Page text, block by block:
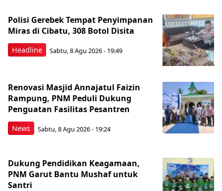
Headline
Polisi Gerebek Tempat Penyimpanan
Miras di Cibatu, 308 Botol Disita
Sabtu, 8 Agu 2026 - 19:49
News
Renovasi Masjid Annajatul Faizin
Rampung, PNM Peduli Dukung
Penguatan Fasilitas Pesantren
Sabtu, 8 Agu 2026 - 19:24
Dukung Pendidikan Keagamaan,
PNM Garut Bantu Mushaf untuk
Santri